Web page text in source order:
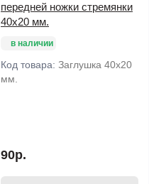
передней ножки стремянки
40х20 мм.
в наличии
Код товара: Заглушка 40х20
мм.
90р.